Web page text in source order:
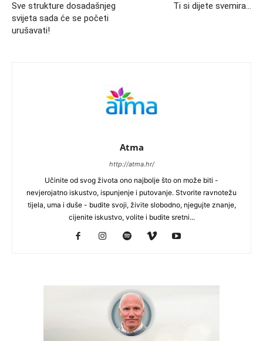
Sve strukture dosadašnjeg
svijeta sada će se početi
urušavati!
Ti si dijete svemira…
Atma
http://atma.hr/
Učinite od svog života ono najbolje što on može biti -
nevjerojatno iskustvo, ispunjenje i putovanje. Stvorite ravnotežu
tijela, uma i duše - budite svoji, živite slobodno, njegujte znanje,
cijenite iskustvo, volite i budite sretni...